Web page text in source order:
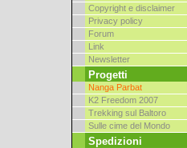
Copyright e disclaimer
Privacy policy
Forum
Link
Newsletter
Progetti
Nanga Parbat
K2 Freedom 2007
Trekking sul Baltoro
Sulle cime del Mondo
Spedizioni